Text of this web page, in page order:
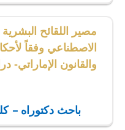
مصير اللقائح
الاصطناعي وفقاً
والقانون الإماراتي-
باحث دكتوراه –